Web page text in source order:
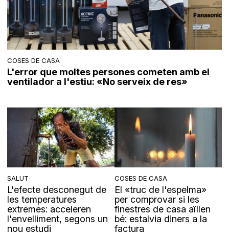
COSES DE CASA
L'error que moltes persones cometen amb el
ventilador a l'estiu: «No serveix de res»
SALUT
L'efecte desconegut de
les temperatures
extremes: acceleren
l'envelliment, segons un
nou estudi
COSES DE CASA
El «truc de l'espelma»
per comprovar si les
finestres de casa aïllen
bé: estalvia diners a la
factura